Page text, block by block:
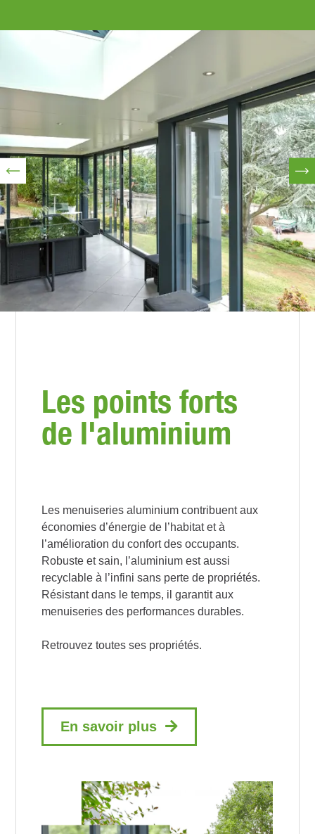
Les points forts
de l'aluminium
Les menuiseries aluminium contribuent aux
économies d’énergie de l’habitat et à
l’amélioration du confort des occupants.
Robuste et sain, l’aluminium est aussi
recyclable à l’infini sans perte de propriétés.
Résistant dans le temps, il garantit aux
menuiseries des performances durables.
Retrouvez toutes ses propriétés.
En savoir plus